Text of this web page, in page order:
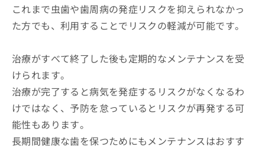
これまで虫歯や歯周病の発症リスクを抑えられなかっ
た方でも、利用することでリスクの軽減が可能です。
治療がすべて終了した後も定期的なメンテナンスを受
けられます。
治療が完了すると病気を発症するリスクがなくなるわ
けではなく、予防を怠っているとリスクが再発する可
能性もあります。
長期間健康な歯を保つためにもメンテナンスはおすす